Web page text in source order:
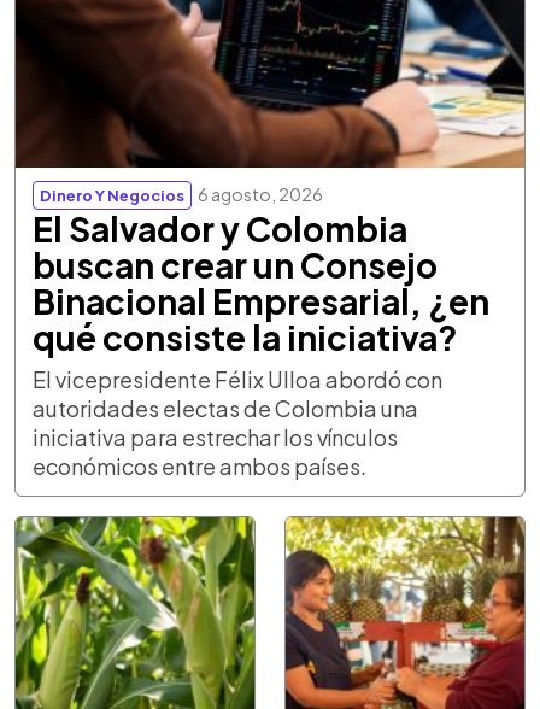
Dinero Y Negocios 6 agosto, 2026
El Salvador y Colombia
buscan crear un Consejo
Binacional Empresarial, ¿en
qué consiste la iniciativa?
El vicepresidente Félix Ulloa abordó con
autoridades electas de Colombia una
iniciativa para estrechar los vínculos
económicos entre ambos países.